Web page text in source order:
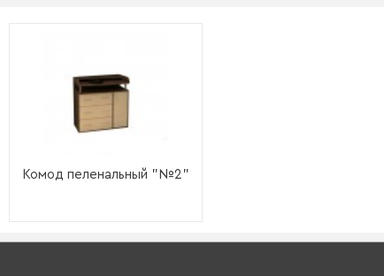
Комод пеленальный "№2"